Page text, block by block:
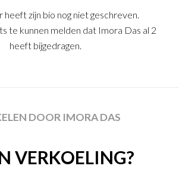
heeft zijn bio nog niet geschreven.
te kunnen melden dat Imora Das al 2
heeft bijgedragen.
DOOR IMORA DAS
VERKOELING?